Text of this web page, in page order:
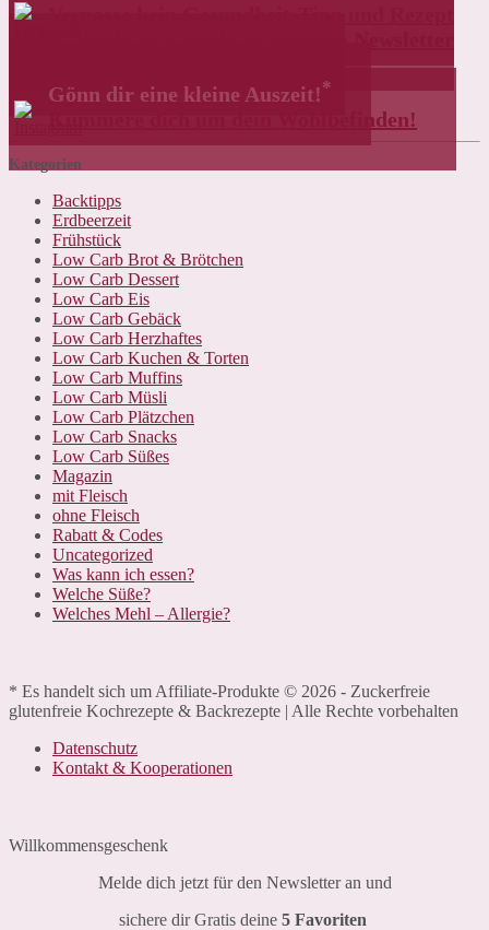
Gönn dir eine kleine Auszeit!*
Kümmere dich um dein Wohlbefinden!
Kategorien
Backtipps
Erdbeerzeit
Frühstück
Low Carb Brot & Brötchen
Low Carb Dessert
Low Carb Eis
Low Carb Gebäck
Low Carb Herzhaftes
Low Carb Kuchen & Torten
Low Carb Muffins
Low Carb Müsli
Low Carb Plätzchen
Low Carb Snacks
Low Carb Süßes
Magazin
mit Fleisch
ohne Fleisch
Rabatt & Codes
Uncategorized
Was kann ich essen?
Welche Süße?
Welches Mehl – Allergie?
* Es handelt sich um Affiliate-Produkte © 2026 - Zuckerfreie
glutenfreie Kochrezepte & Backrezepte | Alle Rechte vorbehalten
Datenschutz
Kontakt & Kooperationen
Willkommensgeschenk
Melde dich jetzt für den Newsletter an und
sichere dir Gratis deine 5 Favoriten